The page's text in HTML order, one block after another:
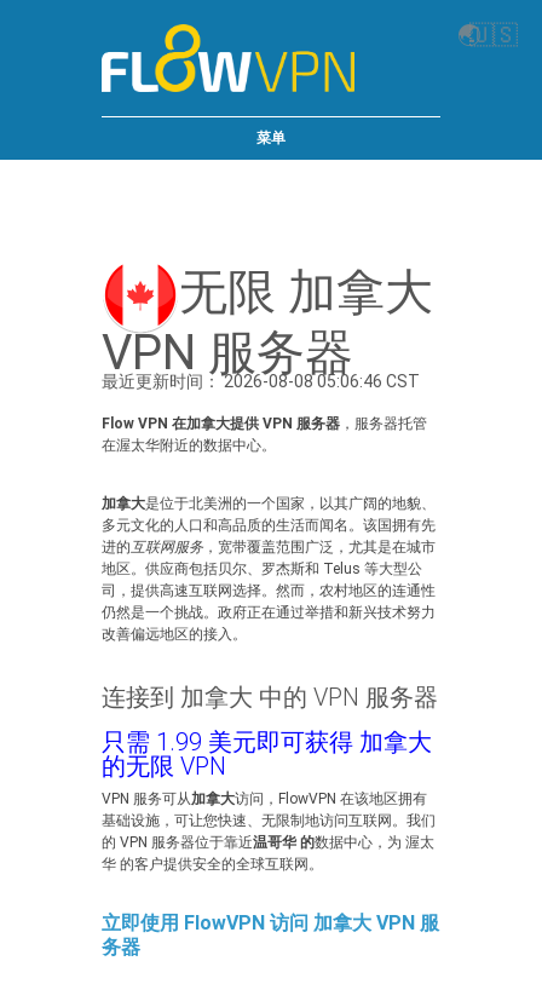
🌏🇺🇸
菜单
无限 加拿大
VPN 服务器
最近更新时间： 2026-08-08 05:06:46 CST
Flow VPN 在加拿大提供 VPN 服务器 ，服务器托管
在渥太华附近的数据中心。
加拿大是位于北美洲的一个国家，以其广阔的地貌、
多元文化的人口和高品质的生活而闻名。该国拥有先
进的 互联网服务 ，宽带覆盖范围广泛，尤其是在城市
地区。供应商包括贝尔、罗杰斯和 Telus 等大型公
司，提供高速互联网选择。然而，农村地区的连通性
仍然是一个挑战。政府正在通过举措和新兴技术努力
改善偏远地区的接入。
连接到 加拿大 中的 VPN 服务器
只需 1.99 美元即可获得 加拿大
的无限 VPN
VPN 服务可从加拿大访问，FlowVPN 在该地区拥有
基础设施，可让您快速、无限制地访问互联网。我们
的 VPN 服务器位于靠近温哥华 的数据中心，为 渥太
华 的客户提供安全的全球互联网。
立即使用 FlowVPN 访问 加拿大 VPN 服
务器